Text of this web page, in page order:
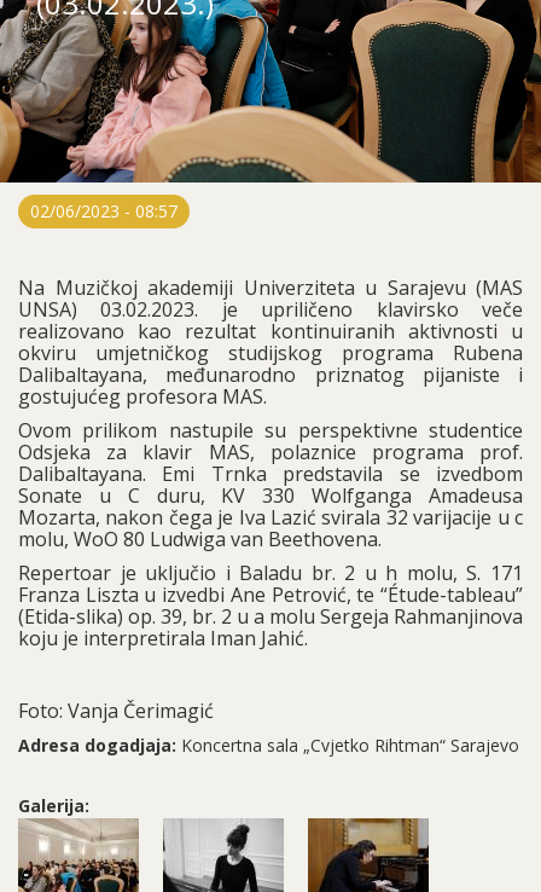
02/06/2023 - 08:57
Na Muzičkoj akademiji Univerziteta u Sarajevu (MAS
UNSA) 03.02.2023. je upriličeno klavirsko veče
realizovano kao rezultat kontinuiranih aktivnosti u
okviru umjetničkog studijskog programa Rubena
Dalibaltayana, međunarodno priznatog pijaniste i
gostujućeg profesora MAS.
Ovom prilikom nastupile su perspektivne studentice
Odsjeka za klavir MAS, polaznice programa prof.
Dalibaltayana. Emi Trnka predstavila se izvedbom
Sonate u C duru, KV 330 Wolfganga Amadeusa
Mozarta, nakon čega je Iva Lazić svirala 32 varijacije u c
molu, WoO 80 Ludwiga van Beethovena.
Repertoar je uključio i Baladu br. 2 u h molu, S. 171
Franza Liszta u izvedbi Ane Petrović, te “Étude-tableau”
(Etida-slika) op. 39, br. 2 u a molu Sergeja Rahmanjinova
koju je interpretirala Iman Jahić.
Foto: Vanja Čerimagić
Adresa dogadjaja: Koncertna sala „Cvjetko Rihtman“ Sarajevo
Galerija: